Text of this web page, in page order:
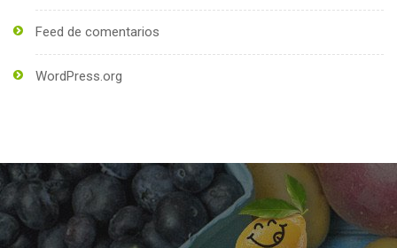
Feed de comentarios
WordPress.org